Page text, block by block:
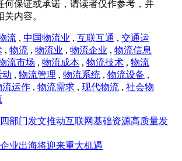
何保证或承诺，请读者仅作参考，并
内容。
流 , 中国物流业 , 互联互通 , 交通运
, 物流 , 物流业 , 物流企业 , 物流信息
流市场 , 物流成本 , 物流技术 , 物流
动 , 物流管理 , 物流系统 , 物流设备 ,
流运作 , 物流需求 , 现代物流 , 社会物
部门发文推动互联网基础资源高质量发
业出海将迎来重大机遇